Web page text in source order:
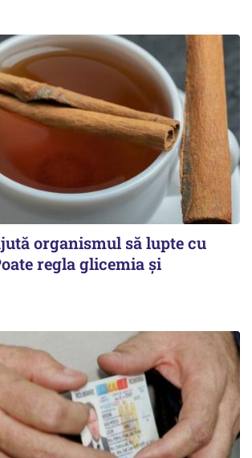
organismul să lupte cu
regla glicemia și